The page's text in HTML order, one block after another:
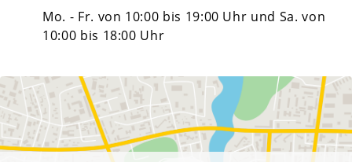
Mo. - Fr. von 10:00 bis 19:00 Uhr und Sa. von
10:00 bis 18:00 Uhr